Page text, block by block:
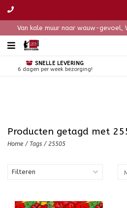
Van kale muur naar wauw-gevoel,
SNELLE LEVERING
6 dagen per week bezorging!
Producten getagd met
Home / Tags / 25505
Filteren